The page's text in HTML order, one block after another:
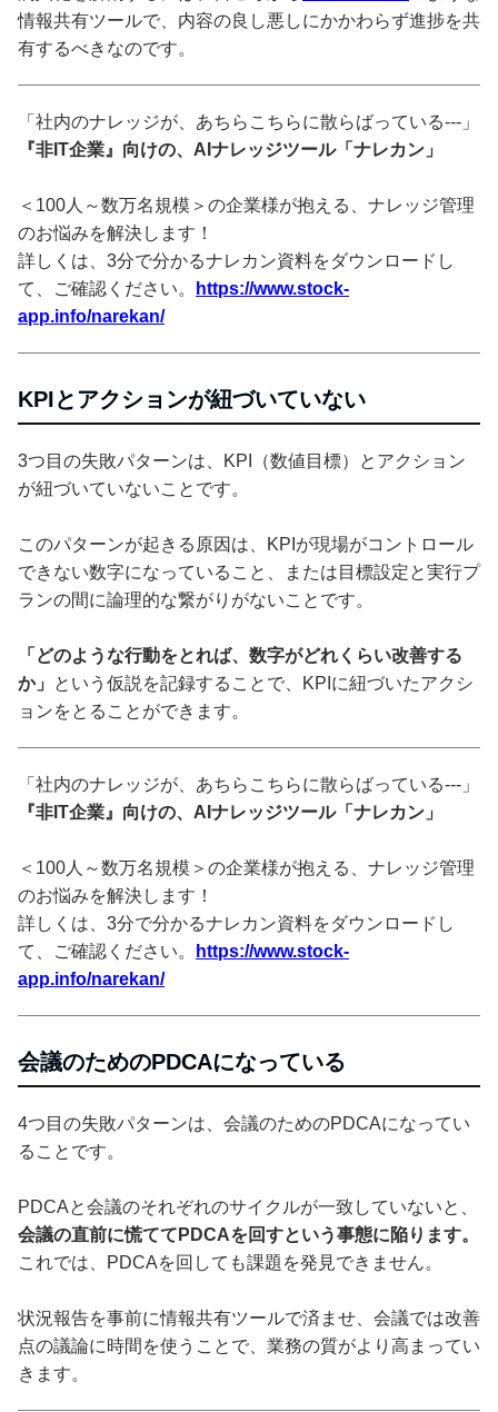
情報共有ツールで、内容の良し悪しにかかわらず進捗を共
有するべきなのです。
「社内のナレッジが、あちらこちらに散らばっている---」
『非IT企業』向けの、AIナレッジツール「ナレカン」
＜100人～数万名規模＞の企業様が抱える、ナレッジ管理
のお悩みを解決します！
詳しくは、3分で分かるナレカン資料をダウンロードし
て、ご確認ください。
https://www.stock-
app.info/narekan/
KPIとアクションが紐づいていない
3つ目の失敗パターンは、KPI（数値目標）とアクション
が紐づいていないことです。
このパターンが起きる原因は、KPIが現場がコントロール
できない数字になっていること、または目標設定と実行プ
ランの間に論理的な繋がりがないことです。
「どのような行動をとれば、数字がどれくらい改善する
か」
という仮説を記録することで、KPIに紐づいたアクシ
ョンをとることができます。
「社内のナレッジが、あちらこちらに散らばっている---」
『非IT企業』向けの、AIナレッジツール「ナレカン」
＜100人～数万名規模＞の企業様が抱える、ナレッジ管理
のお悩みを解決します！
詳しくは、3分で分かるナレカン資料をダウンロードし
て、ご確認ください。
https://www.stock-
app.info/narekan/
会議のためのPDCAになっている
4つ目の失敗パターンは、会議のためのPDCAになってい
ることです。
PDCAと会議のそれぞれのサイクルが一致していないと、
会議の直前に慌ててPDCAを回すという事態に陥ります。
これでは、PDCAを回しても課題を発見できません。
状況報告を事前に情報共有ツールで済ませ、会議では改善
点の議論に時間を使うことで、業務の質がより高まってい
きます。